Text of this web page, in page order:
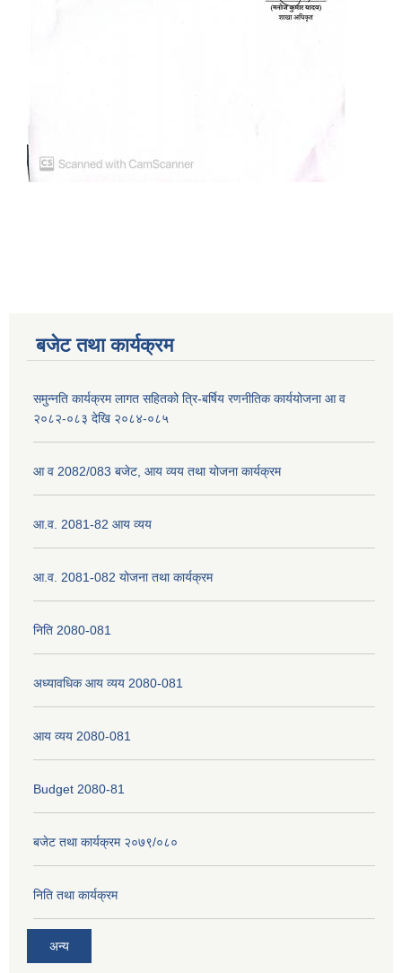
बजेट तथा कार्यक्रम
समुन्नति कार्यक्रम लागत सहितको त्रि-बर्षिय रणनीतिक कार्ययोजना आ व
२०८२-०८३ देखि २०८४-०८५
आ व 2082/083 बजेट, आय व्यय तथा योजना कार्यक्रम
आ.व. 2081-82 आय व्यय
आ.व. 2081-082 योजना तथा कार्यक्रम
निति 2080-081
अध्यावधिक आय व्यय 2080-081
आय व्यय 2080-081
Budget 2080-81
बजेट तथा कार्यक्रम २०७९/०८०
निति तथा कार्यक्रम
अन्य